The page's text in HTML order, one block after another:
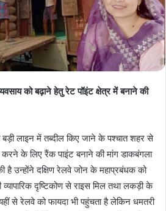
को बढ़ाने हेतु रेट पॉइंट क्षेत्र में बनाने की
बड़ी लाइन में तब्दील किए जाने के पश्चात शहर से
के लिए रैंक पाइंट बनाने की मांग डाकबंगला
है उन्होंने दक्षिण रेलवे जोन के महाप्रबंधक को
दृष्टिकोण से राइस मिल तथा लकड़ी के
से रेलवे को फायदा भी पहुंचता है लेकिन धमतरी